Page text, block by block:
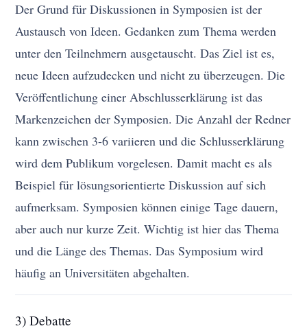
Der Grund für Diskussionen in Symposien ist der
Austausch von Ideen. Gedanken zum Thema werden
unter den Teilnehmern ausgetauscht. Das Ziel ist es,
neue Ideen aufzudecken und nicht zu überzeugen. Die
Veröffentlichung einer Abschlusserklärung ist das
Markenzeichen der Symposien. Die Anzahl der Redner
kann zwischen 3-6 variieren und die Schlusserklärung
wird dem Publikum vorgelesen. Damit macht es als
Beispiel für lösungsorientierte Diskussion auf sich
aufmerksam. Symposien können einige Tage dauern,
aber auch nur kurze Zeit. Wichtig ist hier das Thema
und die Länge des Themas. Das Symposium wird
häufig an Universitäten abgehalten.
3) Debatte